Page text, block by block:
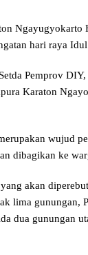
Ngayugyokarto
hari raya
Pemprov
Karaton
wujud
dibagikan ke
akan
lima gunungan,
dua gunungan